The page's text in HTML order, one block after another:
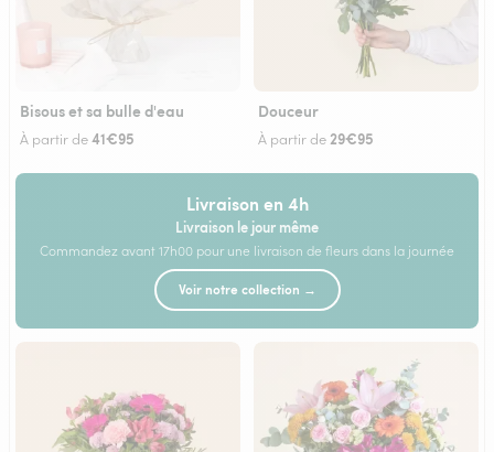
Bisous et sa bulle d'eau
À partir de41€95
Douceur
À partir de 29€95
Livraison en 4h
Livraison le jour même
Commandez avant 17h00 pour une livraison de fleurs dans la journée
Voir notre collection →